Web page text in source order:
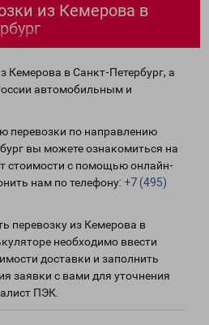
из Кемерова в
Кемерова в Санкт-Петербург, а
автомобильным и
перевозки по направлению
вы можете ознакомиться на
стоимости с помощью онлайн-
нам по телефону: +7 (495)
перевозку из Кемерова в
необходимо ввести
доставки и заполнить
заявки с вами для уточнения
ПЭК.